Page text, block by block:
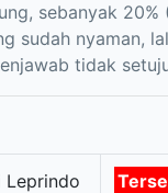
sebanyak
nyaman,
tidak
Leprindo